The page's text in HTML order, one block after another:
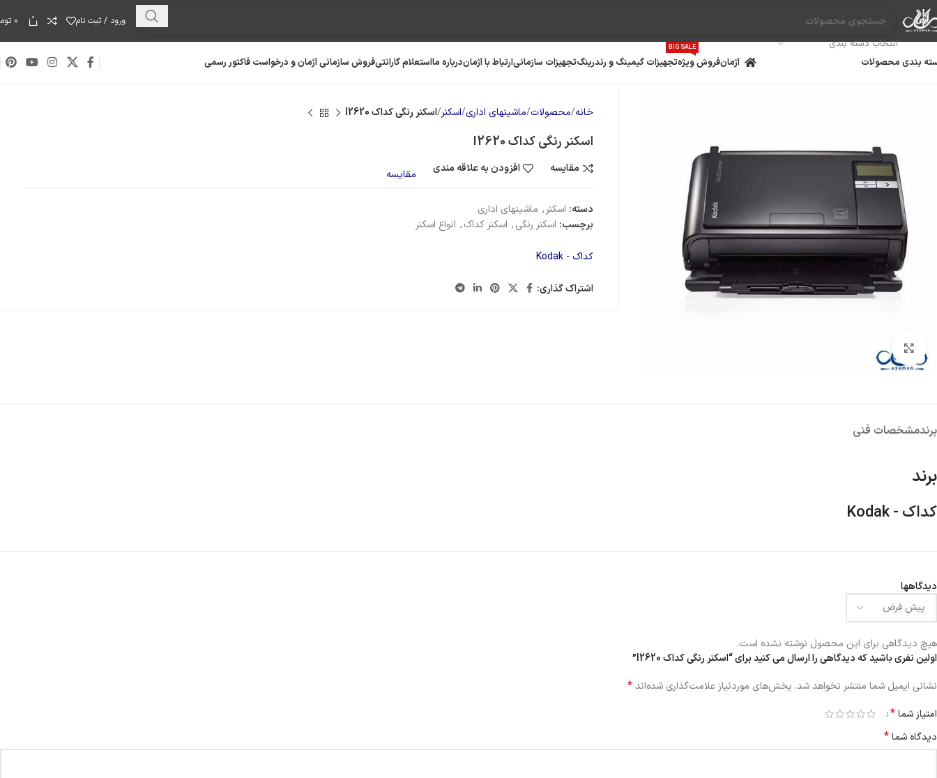
انتخاب دسته بندی
ورود / ثبت نام 0 ۰
بندی محصولات آژمانفروش ویژه
BIG SALE
تجهیزات گیمینگ و رندرینگتجهیزات سازمانیارتباط با آژماندرباره مااستعلام گارانتیفروش سازمانی آژمان و درخواست فاکتور رسمی
بزرگنمایی تصویر
خانه محصولات ماشینهای اداری اسکنر اسکنر رنگی کداک I2620
اسکنر رنگی کداک I2620
مقایسه افزودن به علاقه مندی مقایسه
دسته: اسکنر , ماشینهای اداری
برچسب: اسکنر رنگی, اسکنر کداک, انواع اسکنر
کداک - Kodak
اشتراک گذاری:
برندمشخصات فنی
برند
کداک - Kodak
دیدگاهها
هیچ دیدگاهی برای این محصول نوشته نشده است.
اولین نفری باشید که دیدگاهی را ارسال می کنید برای “اسکنر رنگی کداک I2620”
نشانی ایمیل شما منتشر نخواهد شد. بخش‌های موردنیاز علامت‌گذاری شده‌اند*
امتیاز شما*
دیدگاه شما*